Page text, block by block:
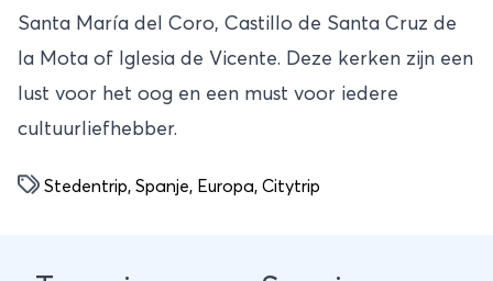
Santa María del Coro, Castillo de Santa Cruz de
la Mota of Iglesia de Vicente. Deze kerken zijn een
lust voor het oog en een must voor iedere
cultuurliefhebber.
Stedentrip, Spanje, Europa, Citytrip